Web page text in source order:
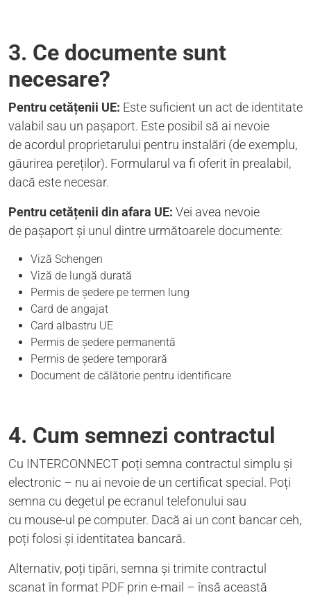
3. Ce documente sunt
necesare?
Pentru cetățenii UE: Este suficient un act de identitate
valabil sau un pașaport. Este posibil să ai nevoie
de acordul proprietarului pentru instalări (de exemplu,
găurirea pereților). Formularul va fi oferit în prealabil,
dacă este necesar.
Pentru cetățenii din afara UE: Vei avea nevoie
de pașaport și unul dintre următoarele documente:
Viză Schengen
Viză de lungă durată
Permis de ședere pe termen lung
Card de angajat
Card albastru UE
Permis de ședere permanentă
Permis de ședere temporară
Document de călătorie pentru identificare
4. Cum semnezi contractul
Cu INTERCONNECT poți semna contractul simplu și
electronic – nu ai nevoie de un certificat special. Poți
semna cu degetul pe ecranul telefonului sau
cu mouse-ul pe computer. Dacă ai un cont bancar ceh,
poți folosi și identitatea bancară.
Alternativ, poți tipări, semna și trimite contractul
scanat în format PDF prin e-mail – însă această